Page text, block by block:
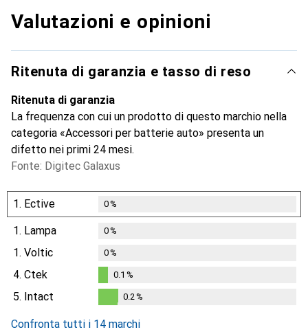
Valutazioni e opinioni
Ritenuta di garanzia e tasso di reso
Ritenuta di garanzia
La frequenza con cui un prodotto di questo marchio nella
categoria «Accessori per batterie auto» presenta un
difetto nei primi 24 mesi.
Fonte: Digitec Galaxus
1. Ective 0%
1. Lampa 0%
1. Voltic 0%
4. Ctek
%
0.1 %
5. Intact 0.2 %
Confronta tutti i 14 marchi